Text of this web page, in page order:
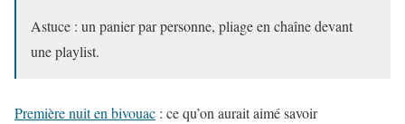
Astuce : un panier par personne, pliage en chaîne devant
une playlist.
Première nuit en bivouac : ce qu’on aurait aimé savoir